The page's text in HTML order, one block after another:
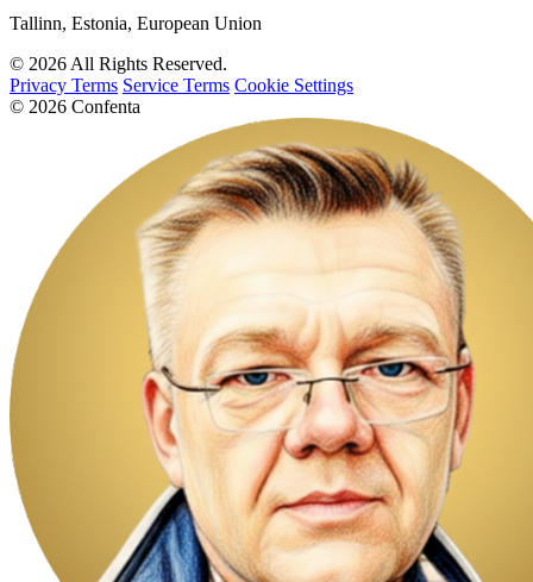
Tallinn, Estonia, European Union
© 2026 All Rights Reserved.
Privacy Terms Service Terms Cookie Settings
© 2026 Confenta